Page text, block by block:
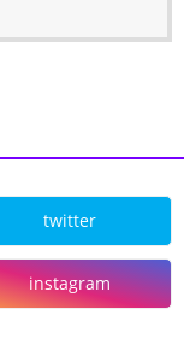
twitter
instagram